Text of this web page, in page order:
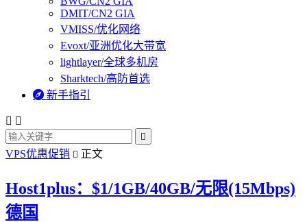
DMIT/CN2 GIA
VMISS/优化网络
Evoxt/亚洲优化大带宽
lightlayer/全球多机房
Sharktech/高防首选
 新手指引
 

VPS优惠促销  正文
Host1plus：$1/1GB/40GB/无限(15Mbps)
德国